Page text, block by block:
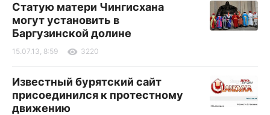
Статую матери Чингисхана
могут установить в
Баргузинской долине
15.07.13, 8:59 3220
Известный бурятский сайт
присоединился к протестному
движению